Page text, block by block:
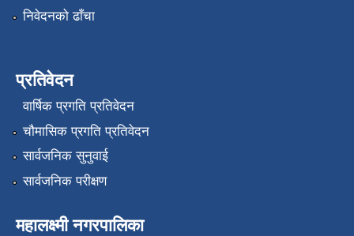
निवेदनको ढाँचा
प्रतिवेदन
वार्षिक प्रगति प्रतिवेदन
चौमासिक प्रगति प्रतिवेदन
सार्वजनिक सुनुवाई
सार्वजनिक परीक्षण
महालक्ष्मी नगरपालिका